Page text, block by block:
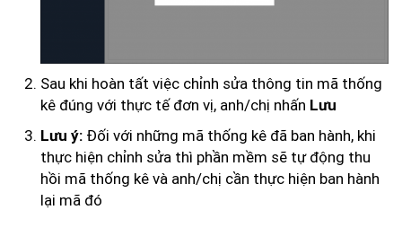
Sau khi hoàn tất việc chỉnh sửa thông tin mã thống
kê đúng với thực tế đơn vị, anh/chị nhấn Lưu
Lưu ý: Đối với những mã thống kê đã ban hành, khi
thực hiện chỉnh sửa thì phần mềm sẽ tự động thu
hồi mã thống kê và anh/chị cần thực hiện ban hành
lại mã đó